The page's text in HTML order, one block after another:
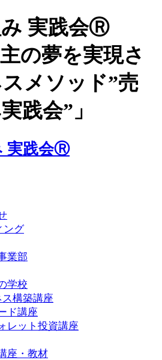
み 実践会Ⓡ
の夢を実現さ
メソッド”売
践会”」
ング
業部
学校
構築講座
ド講座
レット投資講座
座・教材